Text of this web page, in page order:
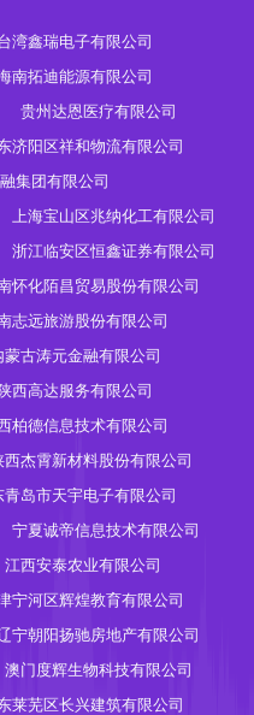
湾鑫瑞电子有限公司
南拓迪能源有限公司
贵州达恩医疗有限公司
济阳区祥和物流有限公司
集团有限公司
上海宝山区兆纳化工有限公司
浙江临安区恒鑫证券有限公司
怀化陌昌贸易股份有限公司
志远旅游股份有限公司
蒙古涛元金融有限公司
西高达服务有限公司
柏德信息技术有限公司
西杰霄新材料股份有限公司
青岛市天宇电子有限公司
宁夏诚帝信息技术有限公司
江西安泰农业有限公司
宁河区辉煌教育有限公司
宁朝阳扬驰房地产有限公司
澳门度辉生物科技有限公司
莱芜区长兴建筑有限公司